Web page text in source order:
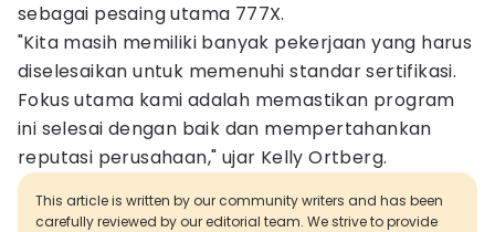
sebagai pesaing utama 777X.​
"Kita masih memiliki banyak pekerjaan yang harus
diselesaikan untuk memenuhi standar sertifikasi.
Fokus utama kami adalah memastikan program
ini selesai dengan baik dan mempertahankan
reputasi perusahaan," ujar Kelly Ortberg.
This article is written by our community writers and has been
carefully reviewed by our editorial team. We strive to provide